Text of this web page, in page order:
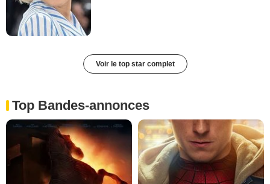
Voir le top star complet
Top Bandes-annonces